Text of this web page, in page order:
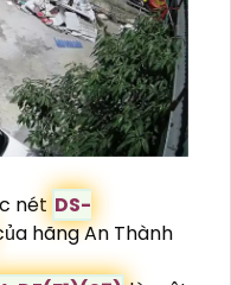
nét DS-
hãng An Thành